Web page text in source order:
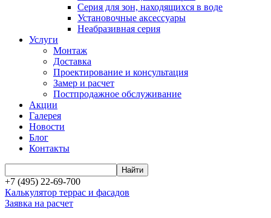
Серия для зон, находящихся в воде
Установочные аксессуары
Неабразивная серия
Услуги
Монтаж
Доставка
Проектирование и консультация
Замер и расчет
Постпродажное обслуживание
Акции
Галерея
Новости
Блог
Контакты
+7 (495) 22-69-700
Калькулятор террас и фасадов
Заявка на расчет